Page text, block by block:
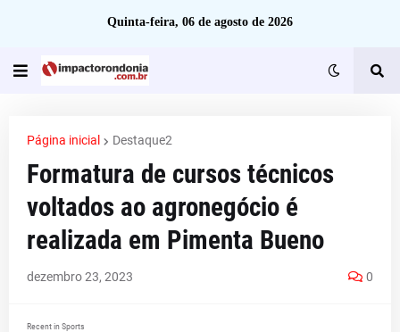
Quinta-feira, 06 de agosto de 2026
Página inicial Destaque2
Formatura de cursos técnicos
voltados ao agronegócio é
realizada em Pimenta Bueno
dezembro 23, 2023 0
Recent in Sports